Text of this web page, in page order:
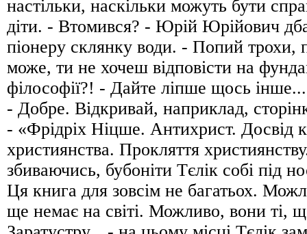
настільки, наскільки можуть бути
діти. - Втомився? - Юрій Юрійович
піонеру склянку води. - Попий трохи,
може, ти не хочеш відповісти на
філософії?! - Дайте ліпше щось інше...
- Добре. Відкривай, наприклад,
- «Фрідріх Ніцше. Антихрист. Досвід
християнства. Прокляття
збиваючись, бубоніти Тєлік собі під
Ця книга для зовсім не багатьох.
ще немає на світі. Можливо, вони ті,